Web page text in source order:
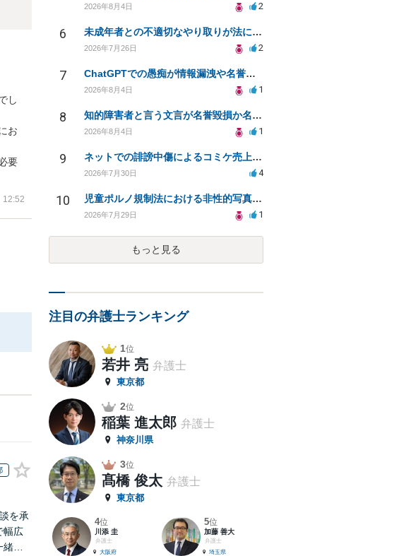
し
お
要
12:52
を承
幅広
に
2026年8月4日 2
6 未成年者との不適切なやり取りが法に触れる可能性と対処法
2026年7月26日 2
7 ChatGPTでの愚痴が情報漏洩や名誉毀損に該当するか確認したい
2026年8月4日 1
8 知的障害者と言う文言が名誉毀損か名誉感情の侵害になるか教えてほしい。
2026年8月4日 1
9 ネットでの誹謗中傷によるコミケ売上減少、損害賠償は可能か？
2026年7月30日 4
10 児童ポルノ規制法における非性的写真とテキストの扱いは？
2026年7月29日 1
もっと見る
注目の弁護士ランキング
1位
若井 亮 弁護士
東京都
2位
稲葉 進太郎 弁護士
神奈川県
3位
髙橋 俊太 弁護士
東京都
4位
川添 圭
弁護士
大阪府
5位
加藤 善大
弁護士
埼玉県